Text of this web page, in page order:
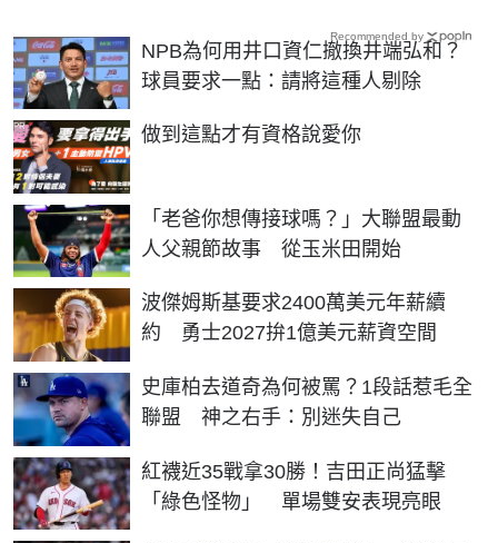
NPB為何用井口資仁撤換井端弘和？
球員要求一點：請將這種人剔除
做到這點才有資格說愛你
PR
「老爸你想傳接球嗎？」大聯盟最動
人父親節故事 從玉米田開始
波傑姆斯基要求2400萬美元年薪續
約 勇士2027拚1億美元薪資空間
史庫柏去道奇為何被罵？1段話惹毛全
聯盟 神之右手：別迷失自己
紅襪近35戰拿30勝！吉田正尚猛擊
「綠色怪物」 單場雙安表現亮眼
Recommended by